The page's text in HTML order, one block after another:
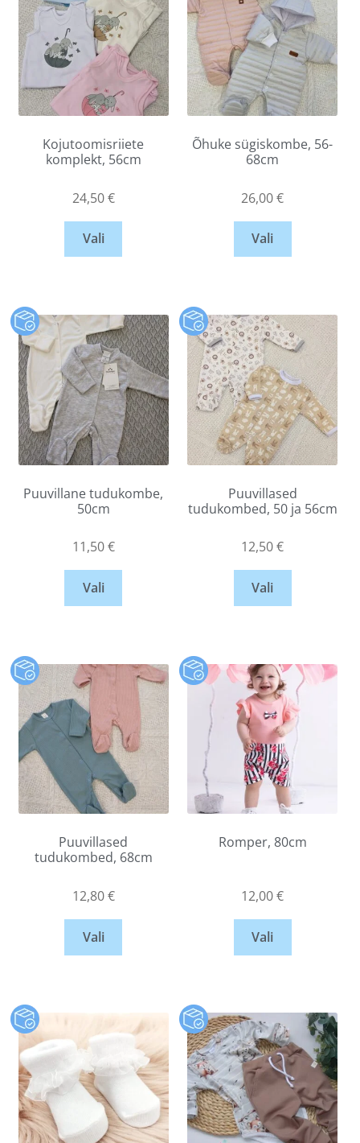
Kojutoomisriiete
komplekt, 56cm
24,50€
Vali
Õhuke sügiskombe, 56-
68cm
26,00€
Vali
Puuvillane tudukombe,
50cm
11,50€
Vali
Puuvillased
tudukombed, 50 ja 56cm
12,50€
Vali
Puuvillased
tudukombed, 68cm
12,80€
Vali
Romper, 80cm
12,00€
Vali